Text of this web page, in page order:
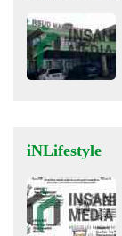
iNLifestyle